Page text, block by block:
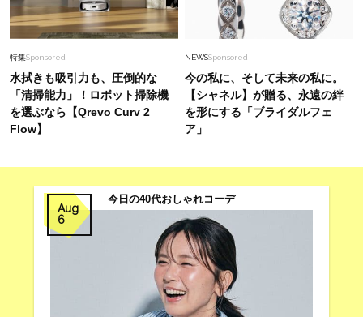
特集Sponsored
水拭きも吸引力も、圧倒的な
「清掃能力」！ロボット掃除機
を選ぶなら【Qrevo Curv 2
Flow】
NEWSSponsored
今の私に、そして未来の私に。
【シャネル】が贈る、永遠の絆
を形にする「ブライダルフェ
ア」
Aug
6
今日の40代おしゃれコーデ